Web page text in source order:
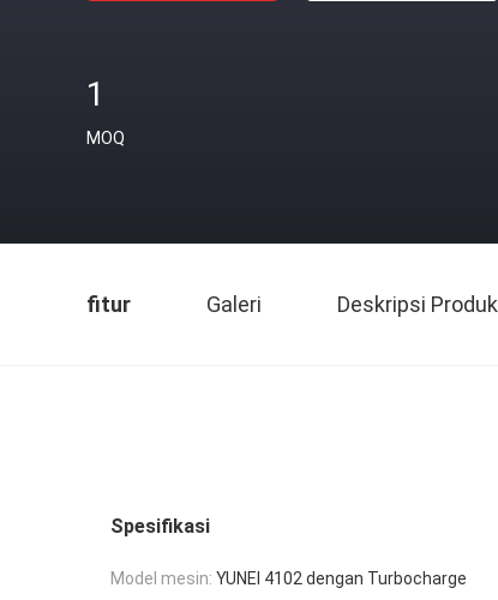
1
MOQ
fitur Galeri Deskripsi Produk
Spesifikasi
Model mesin: YUNEI 4102 dengan Turbocharge